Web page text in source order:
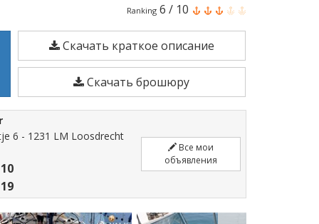
Swan
62
является
18,86
м
Парусные
построено
Ranking 6 / 10
Скачать краткое описание
Скачать брошюру
6 - 1231 LM Loosdrecht
Все мои
объявления